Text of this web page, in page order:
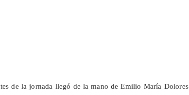
de la jornada llegó de la mano de Emilio María Dolores